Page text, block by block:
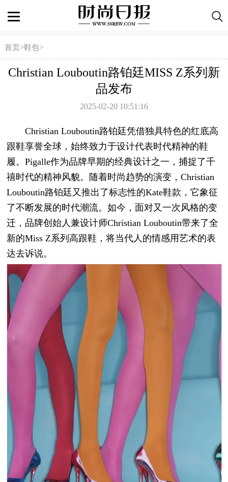
首页>鞋包>
Christian Louboutin路铂廷MISS Z系列新
品发布
2025-02-20 10:51:16
Christian Louboutin路铂廷凭借独具特色的红底高
跟鞋享誉全球，始终致力于设计代表时代精神的鞋
履。Pigalle作为品牌早期的经典设计之一，捕捉了千
禧时代的精神风貌。随着时尚趋势的演变，Christian
Louboutin路铂廷又推出了标志性的Kate鞋款，它象征
了不断发展的时代潮流。如今，面对又一次风格的变
迁，品牌创始人兼设计师Christian Louboutin带来了全
新的Miss Z系列高跟鞋，将当代人的情感用艺术的表
达去诉说。